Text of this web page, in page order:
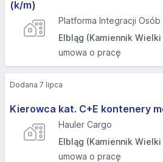
(k/m)
Platforma Integracji Osób
Elbląg (Kamiennik
umowa o pracę
Kierowca kat. C+E kontenery
Hauler Cargo
Elbląg (Kamiennik
umowa o pracę
Dodana 7 lipca